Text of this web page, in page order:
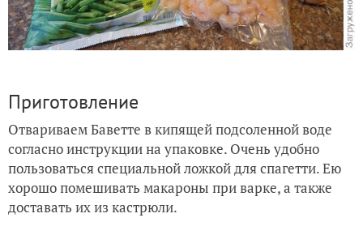
Приготовление
Отвариваем Баветте в кипящей подсоленной воде
согласно инструкции на упаковке. Очень удобно
пользоваться специальной ложкой для спагетти. Ею
хорошо помешивать макароны при варке, а также
доставать их из кастрюли.